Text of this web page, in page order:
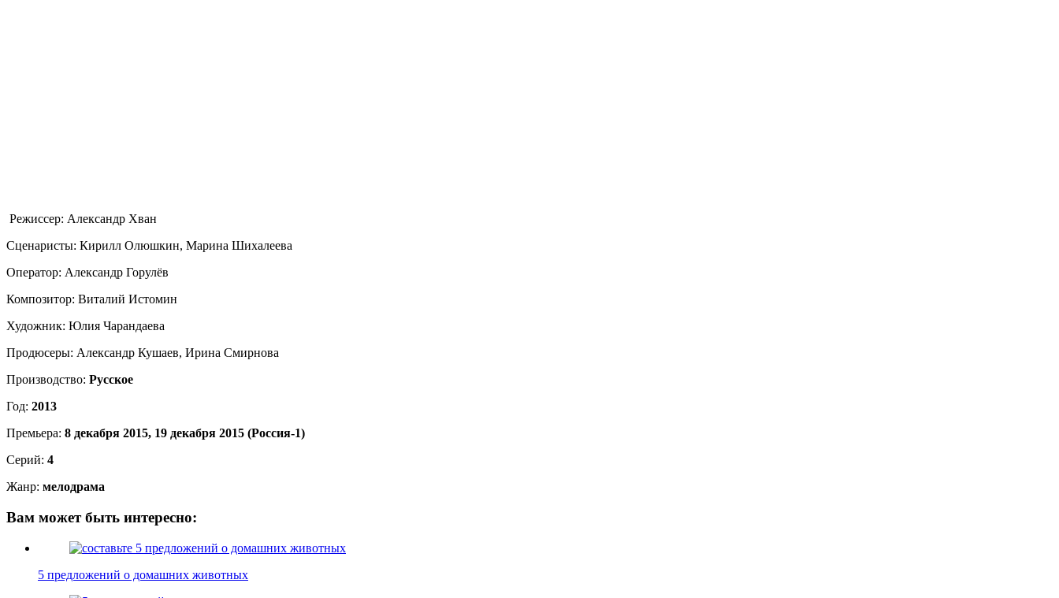
Режиссер: Александр Хван
Сценаристы: Кирилл Олюшкин, Марина Шихалеева
Оператор: Александр Горулёв
Композитор: Виталий Истомин
Художник: Юлия Чарандаева
Продюсеры: Александр Кушаев, Ирина Смирнова
Производство: Русское
Год: 2013
Премьера: 8 декабря 2015, 19 декабря 2015 (Россия-1)
Cерий: 4
Жанр: мелодрама
Вам может быть интересно:
5 предложений о домашних животных